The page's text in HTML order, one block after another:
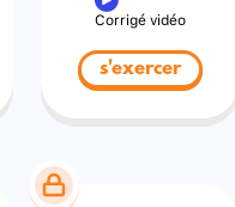
Corrigé vidéo
s'exercer